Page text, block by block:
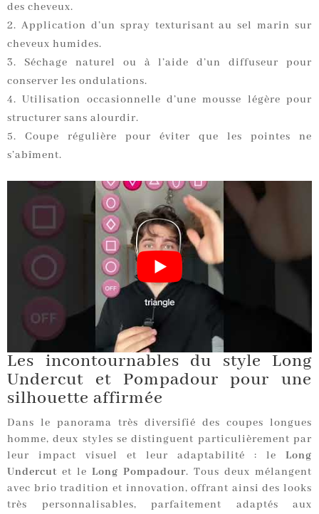
des cheveux.
Application d’un spray texturisant au sel marin sur
cheveux humides.
Séchage naturel ou à l’aide d’un diffuseur pour
conserver les ondulations.
Utilisation occasionnelle d’une mousse légère pour
structurer sans alourdir.
Coupe régulière pour éviter que les pointes ne
s’abîment.
Les incontournables du style Long
Undercut et Pompadour pour une
silhouette affirmée
Dans le panorama très diversifié des coupes longues
homme, deux styles se distinguent particulièrement par
leur impact visuel et leur adaptabilité : le Long
Undercut et le Long Pompadour. Tous deux mélangent
avec brio tradition et innovation, offrant ainsi des looks
très personnalisables, parfaitement adaptés aux